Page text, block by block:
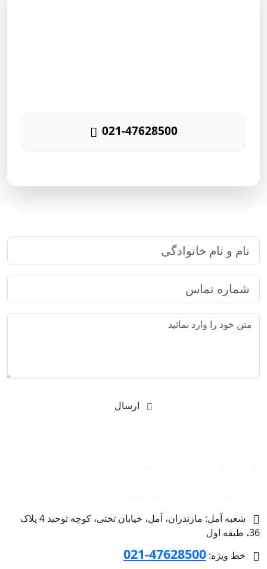
021-47628500
شعبه آمل: مازندران، آمل، خیابان تختی، کوچه توحید 4 پلاک
36، طبقه اول
خط ویژه: 47628500-021